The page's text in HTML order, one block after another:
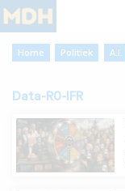
Home Politiek A.I.
Data-R0-IFR